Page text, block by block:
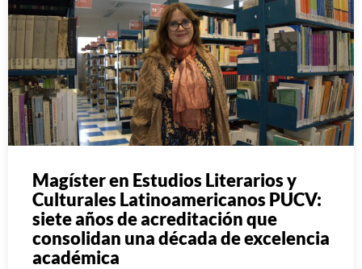
Magíster en Estudios Literarios y
Culturales Latinoamericanos PUCV:
siete años de acreditación que
consolidan una década de excelencia
académica